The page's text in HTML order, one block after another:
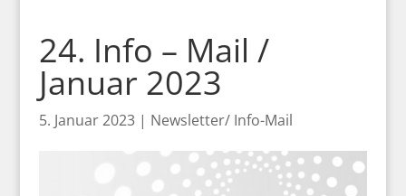
24. Info – Mail /
Januar 2023
5. Januar 2023| Newsletter/ Info-Mail